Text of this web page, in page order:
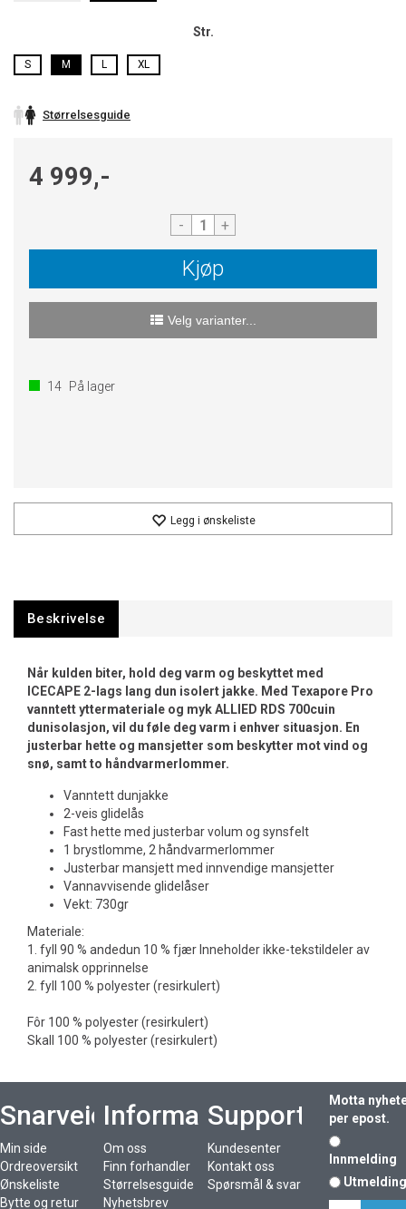
Str.
S M L XL
Størrelsesguide
4 999,-
- +
Kjøp
Velg varianter...
14 På lager
Legg i ønskeliste
Beskrivelse
Når kulden biter, hold deg varm og beskyttet med
ICECAPE 2-lags lang dun isolert jakke. Med Texapore Pro
vanntett yttermateriale og myk ALLIED RDS 700cuin
dunisolasjon, vil du føle deg varm i enhver situasjon. En
justerbar hette og mansjetter som beskytter mot vind og
snø, samt to håndvarmerlommer.
Vanntett dunjakke
2-veis glidelås
Fast hette med justerbar volum og synsfelt
1 brystlomme, 2 håndvarmerlommer
Justerbar mansjett med innvendige mansjetter
Vannavvisende glidelåser
Vekt: 730gr
Materiale:
1. fyll 90 % andedun 10 % fjær Inneholder ikke-tekstildeler av
animalsk opprinnelse
2. fyll 100 % polyester (resirkulert)
Fôr 100 % polyester (resirkulert)
Skall 100 % polyester (resirkulert)
Snarveier
Min side
Ordreoversikt
Ønskeliste
Bytte og retur
Informasjon
Om oss
Finn forhandler
Størrelsesguide
Nyhetsbrev
Support
Kundesenter
Kontakt oss
Spørsmål & svar
Motta
per epost.
Innmelding